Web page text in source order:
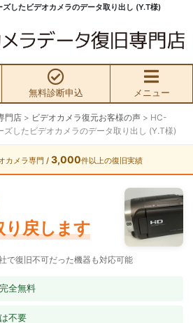
したビデオカメラのデータ取り出し (Y.T様)
無料診断申込 メニュー
旧HOME
門店 > ビデオカメラ復元お客様の声 > HC-
したビデオカメラのデータ取り出し (Y.T様)
カメラ専門 / 3,000件以上の復旧実績
り戻します
で復旧不可だった機器も対応可能
全無料
不要